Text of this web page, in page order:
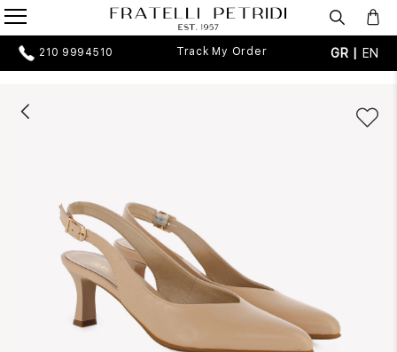
210 9994510 Track My Order GR | EN